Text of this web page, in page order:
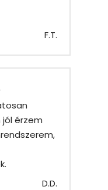
F.T.
érzem
D.D.